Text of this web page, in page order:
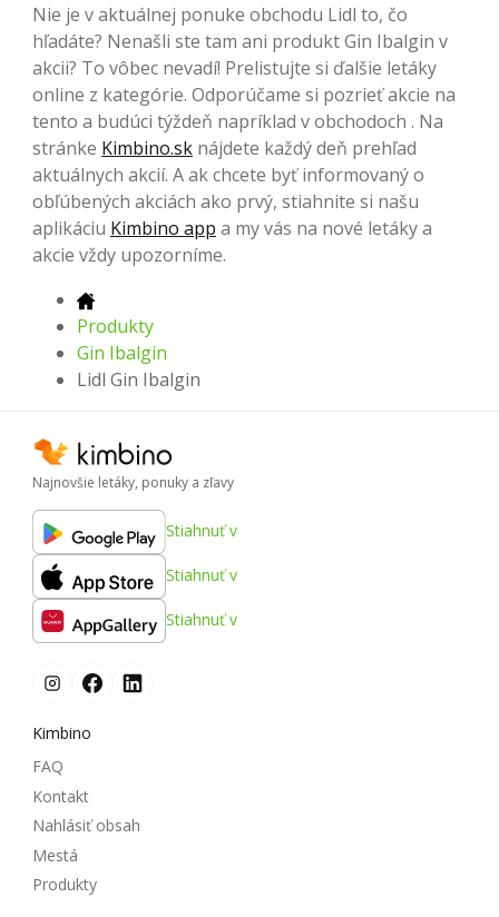
Nie je v aktuálnej ponuke obchodu Lidl to, čo
hľadáte? Nenašli ste tam ani produkt Gin Ibalgin v
akcii? To vôbec nevadí! Prelistujte si ďalšie letáky
online z kategórie. Odporúčame si pozrieť akcie na
tento a budúci týždeň napríklad v obchodoch . Na
stránke Kimbino.sk nájdete každý deň prehľad
aktuálnych akcií. A ak chcete byť informovaný o
obľúbených akciách ako prvý, stiahnite si našu
aplikáciu Kimbino app a my vás na nové letáky a
akcie vždy upozorníme.
Produkty
Gin Ibalgin
Lidl Gin Ibalgin
Najnovšie letáky, ponuky a zľavy
Stiahnuť v
Stiahnuť v
Stiahnuť v
Kimbino
FAQ
Kontakt
Nahlásiť obsah
Mestá
Produkty